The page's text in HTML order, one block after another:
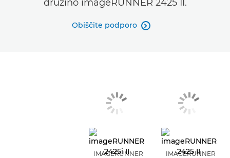
družino imageRUNNER 2425 II.
Obiščite podporo 
IMAGERUNNER
IMAGERUNNER